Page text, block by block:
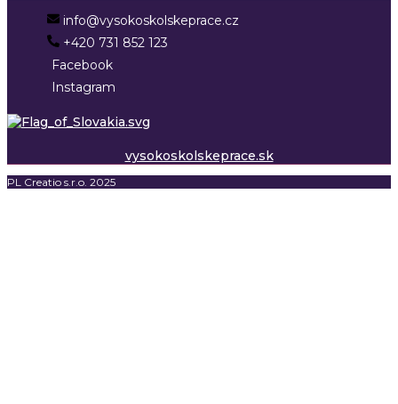
info@vysokoskolskeprace.cz
+420 731 852 123
Facebook
Instagram
vysokoskolskeprace.sk
PL Creatio s.r.o. 2025